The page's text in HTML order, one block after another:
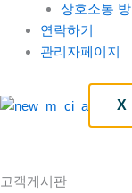
상호소통 방
연락하기
관리자페이지
X
고객게시판